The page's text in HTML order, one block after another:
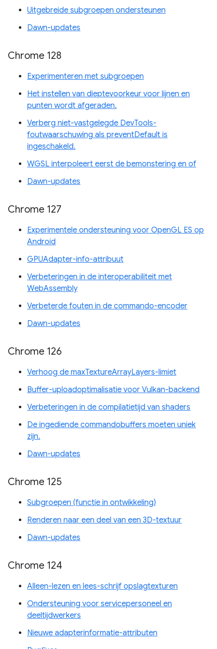
Uitgebreide subgroepen ondersteunen
Dawn-updates
Chrome 128
Experimenteren met subgroepen
Het instellen van dieptevoorkeur voor lijnen en
punten wordt afgeraden.
Verberg niet-vastgelegde DevTools-
foutwaarschuwing als preventDefault is
ingeschakeld.
WGSL interpoleert eerst de bemonstering en of
Dawn-updates
Chrome 127
Experimentele ondersteuning voor OpenGL ES op
Android
GPUAdapter-info-attribuut
Verbeteringen in de interoperabiliteit met
WebAssembly
Verbeterde fouten in de commando-encoder
Dawn-updates
Chrome 126
Verhoog de maxTextureArrayLayers-limiet
Buffer-uploadoptimalisatie voor Vulkan-backend
Verbeteringen in de compilatietijd van shaders
De ingediende commandobuffers moeten uniek
zijn.
Dawn-updates
Chrome 125
Subgroepen (functie in ontwikkeling)
Renderen naar een deel van een 3D-textuur
Dawn-updates
Chrome 124
Alleen-lezen en lees-schrijf opslagtexturen
Ondersteuning voor servicepersoneel en
deeltijdwerkers
Nieuwe adapterinformatie-attributen